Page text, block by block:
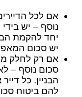
אם לכל
נוסף – יש
יחד להקמת
יש סכום
אם רק לחלק
סכום נוסף –
הבניין. כל
להם ביטוח